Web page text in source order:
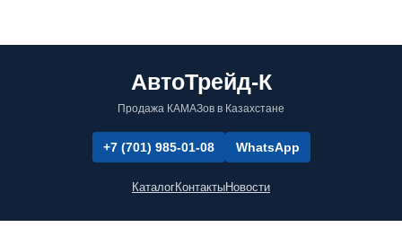
АвтоТрейд-К
Продажа КАМАЗов в Казахстане
+7 (701) 985-01-08 WhatsApp
КаталогКонтактыНовости